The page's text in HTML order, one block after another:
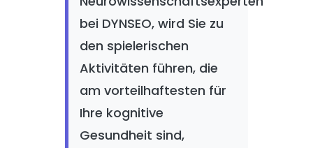
bei DYNSEO, wird Sie zu
den spielerischen
Aktivitäten führen, die
am vorteilhaftesten für
Ihre kognitive
Gesundheit sind,